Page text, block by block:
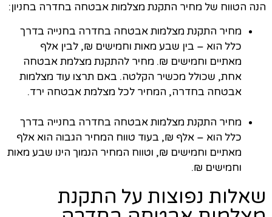
הנה הטווח של מחיר התקנת מצלמות אבטחה בחדרה בחניון:
מחיר התקנת מצלמות אבטחה בחדרה בחנייה בדרך
כלל הוא – בין שבע מאות וחמישים ₪, לבין אלף
מאתיים וחמישים ₪. מחיר להתקנת מצלמת אבטחה
אחת, שכולל מכשיר הקלטה. באם תרצו עוד מצלמות
אבטחה בחדרה, המחיר לכל מצלמת אבטחה ירד.
מחיר התקנת מצלמות אבטחה בחדרה בחנייה בדרך
כלל הוא – אלף ₪, בעוד טווח המחיר הגבוה הוא אלף
מאתיים וחמישים ₪, וטווח המחיר הנמוך הינו שבע מאות
וחמישים ₪.
שאלות נפוצות על התקנת